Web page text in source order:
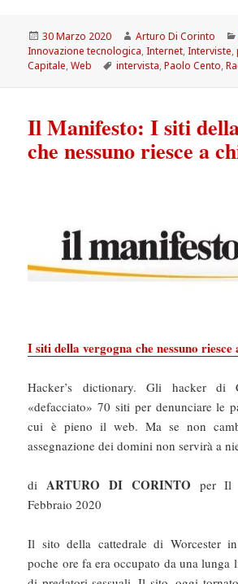
Scritto
il
30 Marzo 2020 Autore
Arturo Di Corinto
Innovazione tecnologica,Internet,Interviste,
Capitale,Web Tag
intervista,Paolo Cento,
Il Manifesto: I siti
che nessuno riesce a
I siti della vergogna che nessuno riesce
Hacker’s dictionary. Gli hacker di
«defacciato» 70 siti per denunciare le
cui è pieno il web. Ma se non
assegnazione dei domini non servirà a
diARTURO DI CORINTO per Il
Febbraio 2020
Il sito della cattedrale di Worcester
poche ore fa era occupato da una lunga